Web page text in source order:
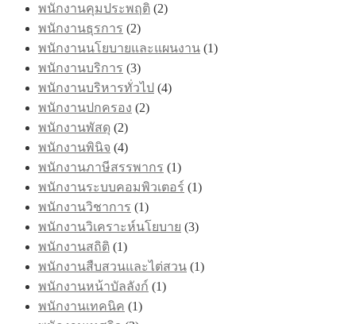
พนักงานคุมประพฤติ (2)
พนักงานธุรการ (2)
พนักงานนโยบายและแผนงาน (1)
พนักงานบริการ (3)
พนักงานบริหารทั่วไป (4)
พนักงานปกครอง (2)
พนักงานพัสดุ (2)
พนักงานพินิจ (4)
พนักงานภาษีสรรพากร (1)
พนักงานระบบคอมพิวเตอร์ (1)
พนักงานวิชาการ (1)
พนักงานวิเคราะห์นโยบาย (3)
พนักงานสถิติ (1)
พนักงานสืบสวนและไต่สวน (1)
พนักงานหน้าบัลลังก์ (1)
พนักงานเทคนิค (1)